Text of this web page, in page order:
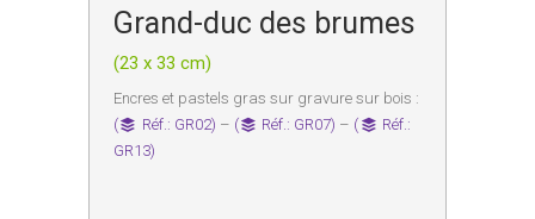
Grand-duc des brumes
(23 x 33 cm)
Encres et pastels gras sur gravure sur bois :
(
Réf.: GR02) – ( Réf.: GR07) – (
Réf.:
GR13)